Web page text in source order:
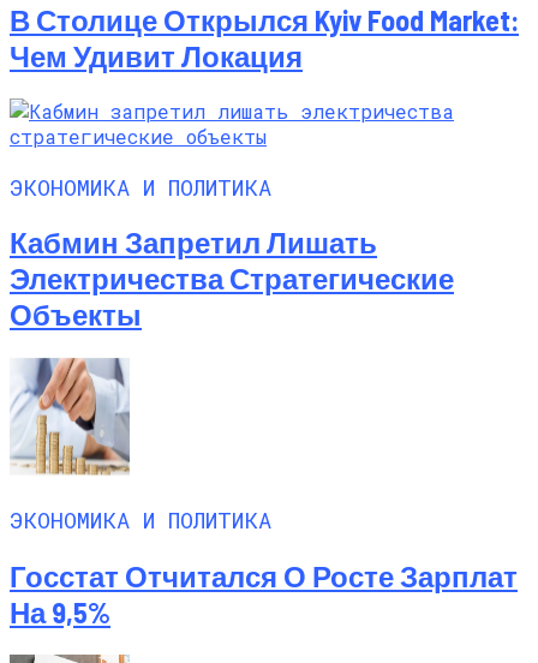
В Столице Открылся Kyiv Food Market:
Чем Удивит Локация
ЭКОНОМИКА И ПОЛИТИКА
Кабмин Запретил Лишать
Электричества Стратегические
Объекты
ЭКОНОМИКА И ПОЛИТИКА
Госстат Отчитался О Росте Зарплат
На 9,5%